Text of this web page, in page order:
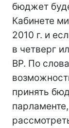
бюджет
Кабинете
2010 г. и
в четверг
ВР. По
принять